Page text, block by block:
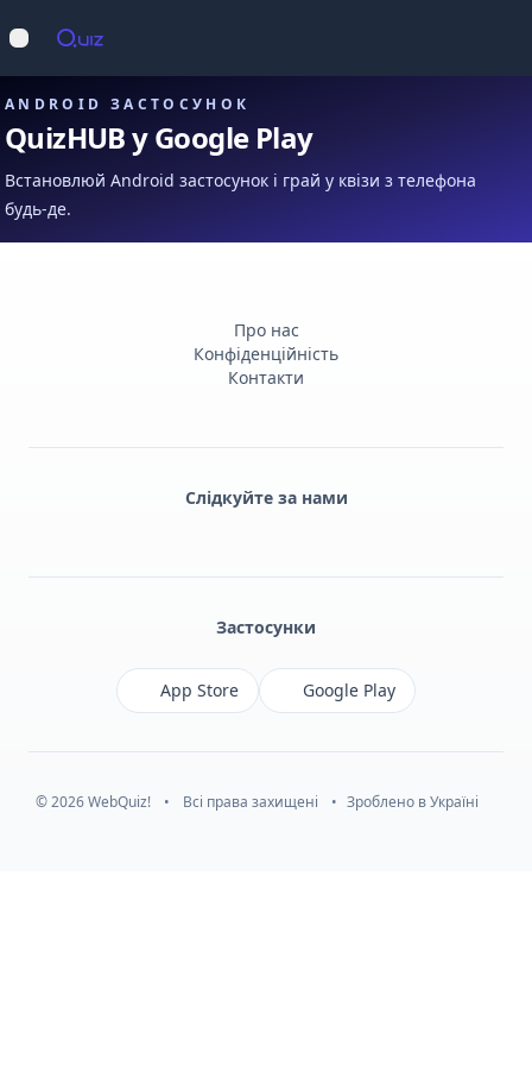
Відкрити меню
ANDROID ЗАСТОСУНОК
QuizHUB у Google Play
Встановлюй Android застосунок і грай у квізи з телефона
будь-де.
Про нас
Конфіденційність
Контакти
Слідкуйте за нами
Застосунки
App Store Google Play
© 2026 WebQuiz! • Всі права захищені • Зроблено в Україні